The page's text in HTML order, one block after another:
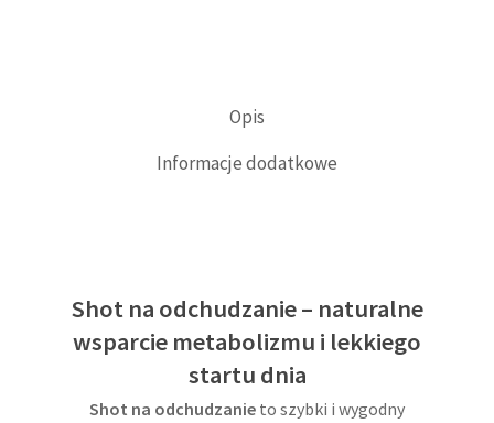
Opis
Informacje dodatkowe
Shot na odchudzanie – naturalne
wsparcie metabolizmu i lekkiego
startu dnia
Shot na odchudzanie to szybki i wygodny